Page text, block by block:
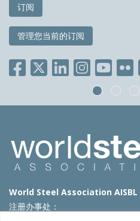
订阅
管理您当前的订阅
World Steel Association AISBL
注册办事处：